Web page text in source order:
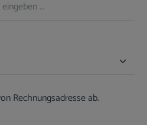
Rechnungsadresse ab.